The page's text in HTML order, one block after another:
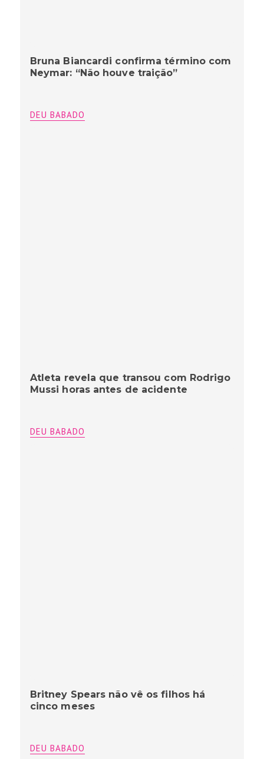
Bruna Biancardi confirma término com
Neymar: “Não houve traição”
DEU BABADO
Atleta revela que transou com Rodrigo
Mussi horas antes de acidente
DEU BABADO
Britney Spears não vê os filhos há
cinco meses
DEU BABADO